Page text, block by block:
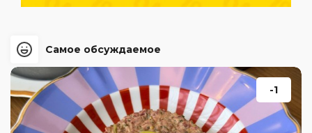
Самое обсуждаемое
-1